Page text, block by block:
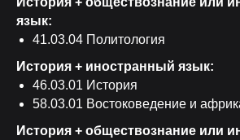
язык:
41.03.04 Политология
История + иностранный язык:
46.03.01 История
58.03.01 Востоковедение и
История + обществознание или